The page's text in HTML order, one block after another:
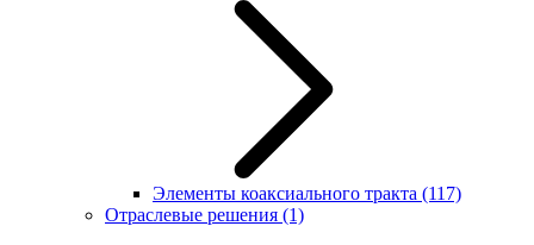
Элементы коаксиального тракта (117)
Отраслевые решения (1)